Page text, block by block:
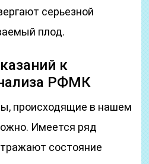
серьезной
плод.
к
РФМК
происходящие в нашем
Имеется ряд
состояние